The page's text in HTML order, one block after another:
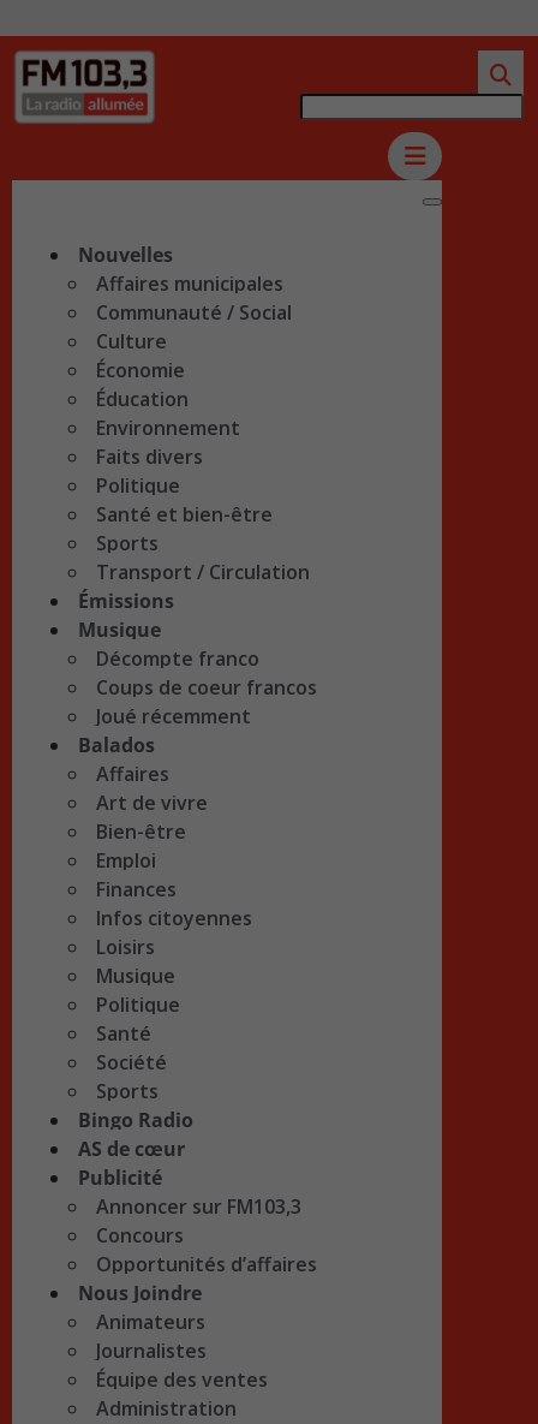
Nouvelles
Affaires municipales
Communauté / Social
Culture
Économie
Éducation
Environnement
Faits divers
Politique
Santé et bien-être
Sports
Transport / Circulation
Émissions
Musique
Décompte franco
Coups de coeur francos
Joué récemment
Balados
Affaires
Art de vivre
Bien-être
Emploi
Finances
Infos citoyennes
Loisirs
Musique
Politique
Santé
Société
Sports
Bingo Radio
AS de cœur
Publicité
Annoncer sur FM103,3
Concours
Opportunités d’affaires
Nous Joindre
Animateurs
Journalistes
Équipe des ventes
Administration